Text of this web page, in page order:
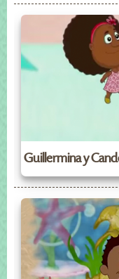
Guillermina y